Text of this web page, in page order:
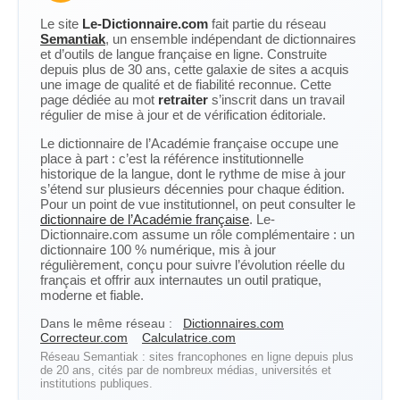
Le site Le-Dictionnaire.com fait partie du réseau
Semantiak, un ensemble indépendant de dictionnaires
et d’outils de langue française en ligne. Construite
depuis plus de 30 ans, cette galaxie de sites a acquis
une image de qualité et de fiabilité reconnue. Cette
page dédiée au mot retraiter s’inscrit dans un travail
régulier de mise à jour et de vérification éditoriale.
Le dictionnaire de l’Académie française occupe une
place à part : c’est la référence institutionnelle
historique de la langue, dont le rythme de mise à jour
s’étend sur plusieurs décennies pour chaque édition.
Pour un point de vue institutionnel, on peut consulter le
dictionnaire de l’Académie française. Le-
Dictionnaire.com assume un rôle complémentaire : un
dictionnaire 100 % numérique, mis à jour
régulièrement, conçu pour suivre l’évolution réelle du
français et offrir aux internautes un outil pratique,
moderne et fiable.
Dans le même réseau :
Dictionnaires.com
Correcteur.com
Calculatrice.com
Réseau Semantiak : sites francophones en ligne depuis plus
de 20 ans, cités par de nombreux médias, universités et
institutions publiques.